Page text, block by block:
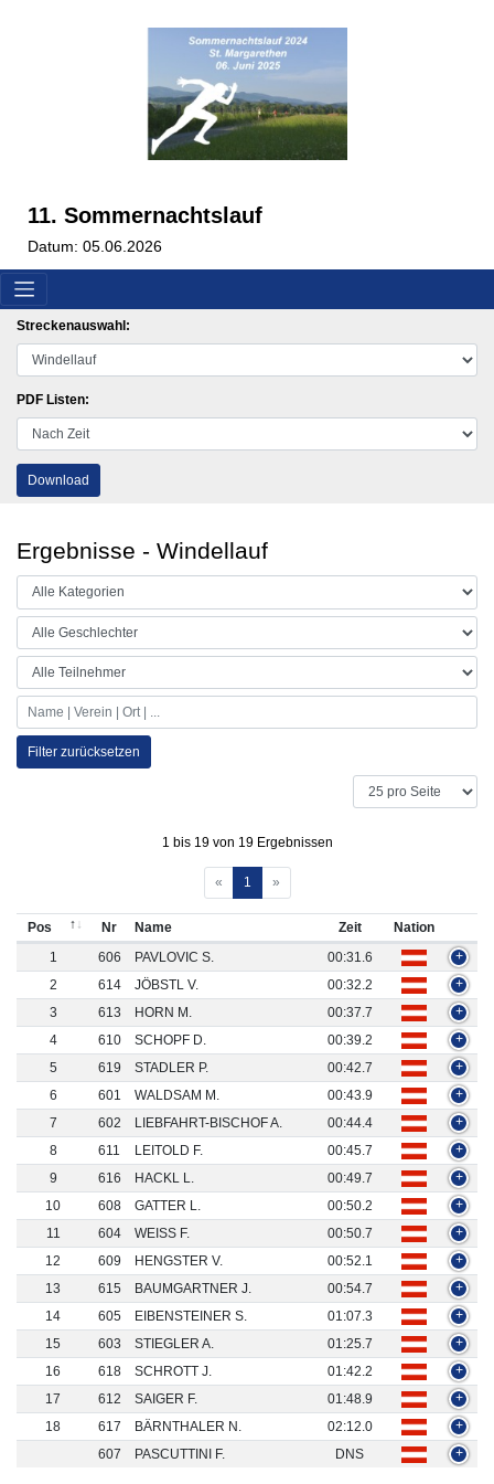
11. Sommernachtslauf
Datum: 05.06.2026
Streckenauswahl:
PDF Listen:
Download
Ergebnisse - Windellauf
Filter zurücksetzen
1 bis 19 von 19 Ergebnissen
« 1 »
Pos Nr Name Zeit
Nation
1
606 PAVLOVIC S. 00:31.6
+
2
614 JÖBSTL V. 00:32.2
+
3
613 HORN M. 00:37.7
+
4
610 SCHOPF D. 00:39.2
+
5
619 STADLER P. 00:42.7
+
6
601 WALDSAM M. 00:43.9
+
7
602 LIEBFAHRT-BISCHOF A. 00:44.4
+
8
611 LEITOLD F. 00:45.7
+
9
616 HACKL L. 00:49.7
+
10
608 GATTER L. 00:50.2
+
11
604 WEISS F. 00:50.7
+
12
609 HENGSTER V. 00:52.1
+
13
615 BAUMGARTNER J. 00:54.7
+
14
605 EIBENSTEINER S. 01:07.3
+
15
603 STIEGLER A. 01:25.7
+
16
618 SCHROTT J. 01:42.2
+
17
612 SAIGER F. 01:48.9
+
18
617 BÄRNTHALER N. 02:12.0
+
607
PASCUTTINI F. DNS +